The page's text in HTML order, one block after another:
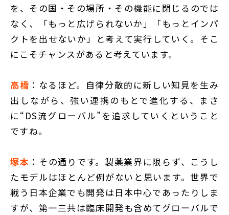
を、その国・その場所・その機能に閉じるのでは
なく、「もっと広げられないか」「もっとインパ
クトを出せないか」と考えて実行していく。そこ
にこそチャンスがあると考えています。
高橋 ：なるほど。自律分散的に新しい知見を生み
出しながら、強い連携のもとで進化する、まさ
に“DS流グローバル”を追求していくということ
ですね。
塚本 ：その通りです。製薬業界に限らず、こうし
たモデルはほとんど例がないと思います。世界で
戦う日本企業でも開発は日本中心であったりしま
すが、第一三共は臨床開発も含めてグローバルで